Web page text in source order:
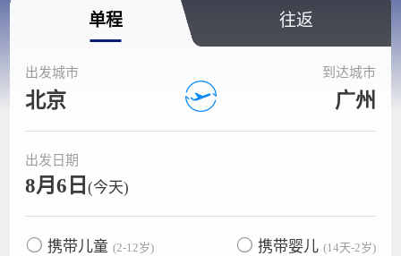
单程 往返
出发城市
北京
到达城市
广州
出发日期
8月6日 (今天)
携带儿童 (2-12岁) 携带婴儿 (14天-2岁)